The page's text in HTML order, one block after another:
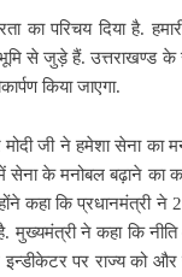
का परिचय दिया है.
से जुड़े हैं. उत्तराखण्ड के
किया जाएगा.
जी ने हमेशा सेना का
के मनोबल बढ़ाने का
कहा कि प्रधानमंत्री
ने कहा कि
इन्डीकेटर पर राज्य को